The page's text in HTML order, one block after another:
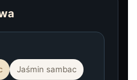
Jaśmin sambac